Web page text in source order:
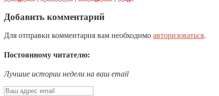
Добавить комментарий
Для отправки комментария вам необходимо авторизоваться.
Постоянному читателю:
Лучшие истории недели на ваш email